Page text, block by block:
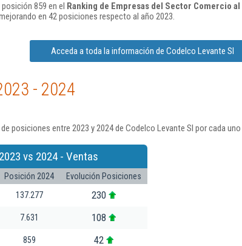
859 en el Ranking de Empresas del Sector Comercio
en 42 posiciones respecto al año 2023.
Acceda a toda la información de Codelco Levante Sl
- 2024
posiciones entre 2023 y 2024 de Codelco Levante Sl por cada
vs 2024 - Ventas
Posición 2024
Evolución Posiciones
137.277 230
7.631 108
859 42